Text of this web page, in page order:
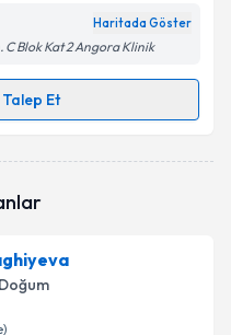
ilişkin
Aydınlatma
verilerimin belirtilen
ediyorum.
Haritada Göster
C Blok Kat 2 Angora Klinik
Et
randevu almanız